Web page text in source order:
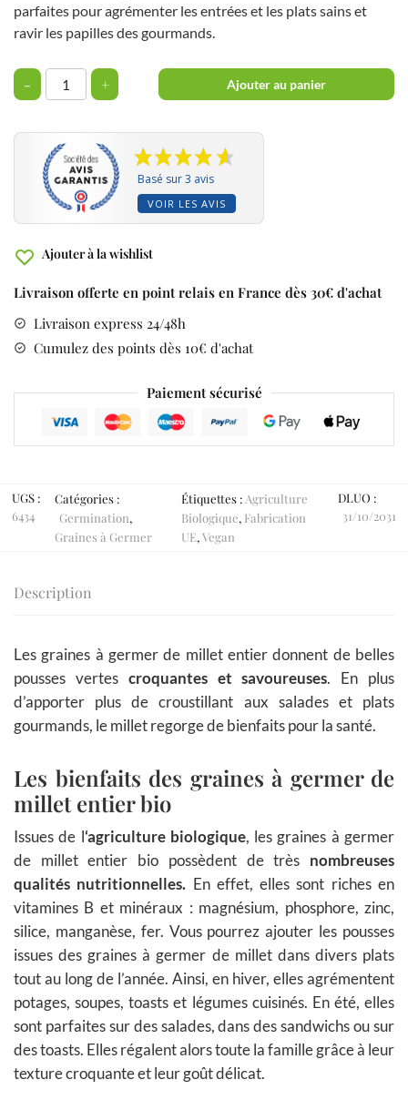
parfaites pour agrémenter les entrées et les plats sains et
ravir les papilles des gourmands.
- + Ajouter au panier
Basé sur 3 avis
VOIR LES AVIS
Ajouter à la wishlist
Livraison offerte en point relais en France dès 30€ d'achat
Livraison express 24/48h
Cumulez des points dès 10€ d'achat
Paiement sécurisé
UGS :
6434
Catégories :
Germination,
Graines à Germer
Étiquettes : Agriculture
Biologique, Fabrication
UE,Vegan
DLUO :
31/10/2031
Description
Les graines à germer de millet entier donnent de belles
pousses vertes croquantes et savoureuses. En plus
d’apporter plus de croustillant aux salades et plats
gourmands, le millet regorge de bienfaits pour la santé.
Les bienfaits des graines à germer de
millet entier bio
Issues de l‘agriculture biologique, les graines à germer
de millet entier bio possèdent de très nombreuses
qualités nutritionnelles. En effet, elles sont riches en
vitamines B et minéraux : magnésium, phosphore, zinc,
silice, manganèse, fer. Vous pourrez ajouter les pousses
issues des graines à germer de millet dans divers plats
tout au long de l’année. Ainsi, en hiver, elles agrémentent
potages, soupes, toasts et légumes cuisinés. En été, elles
sont parfaites sur des salades, dans des sandwichs ou sur
des toasts. Elles régalent alors toute la famille grâce à leur
texture croquante et leur goût délicat.